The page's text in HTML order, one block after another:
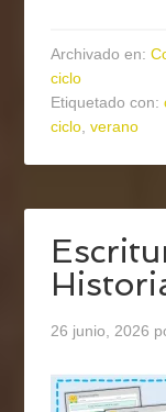
Archivado en:
ciclo
Etiquetado con:
ciclo,verano
26 junio, 2026